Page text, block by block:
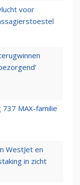
voor
MAX-familie
WestJet en
in zicht